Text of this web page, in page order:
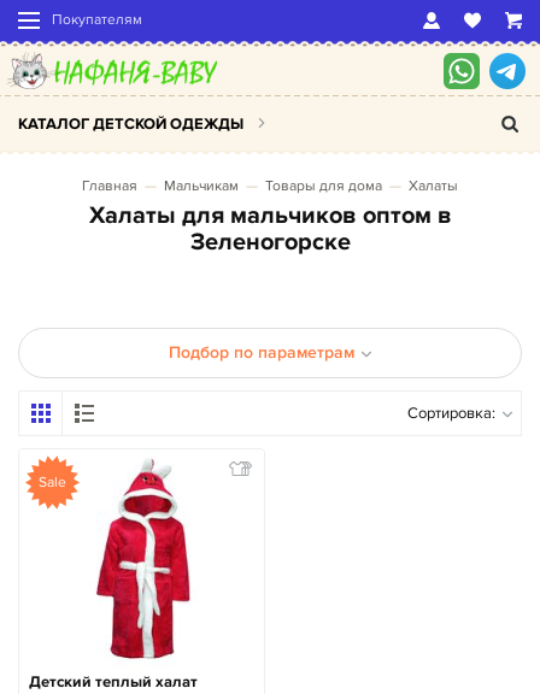
Покупателям
КАТАЛОГ ДЕТСКОЙ ОДЕЖДЫ
Главная Мальчикам Товары для дома Халаты
Халаты для мальчиков оптом в
Зеленогорске
Подбор по параметрам
Сортировка:
Sale
Детский теплый халат